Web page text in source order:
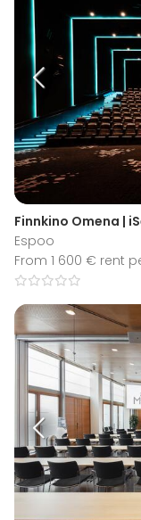
Finnkino Omena |
Espoo
From 1 600 € rent